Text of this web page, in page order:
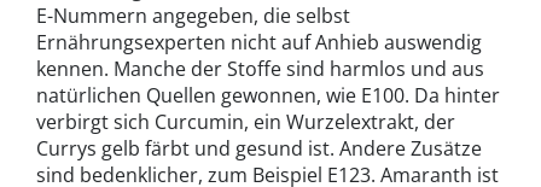
E-Nummern angegeben, die selbst
Ernährungsexperten nicht auf Anhieb auswendig
kennen. Manche der Stoffe sind harmlos und aus
natürlichen Quellen gewonnen, wie E100. Da hinter
verbirgt sich Curcumin, ein Wurzelextrakt, der
Currys gelb färbt und gesund ist. Andere Zusätze
sind bedenklicher, zum Beispiel E123. Amaranth ist